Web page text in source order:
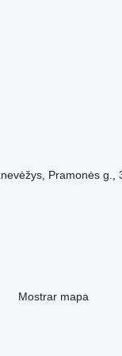
Pramonės g.,
Mostrar mapa